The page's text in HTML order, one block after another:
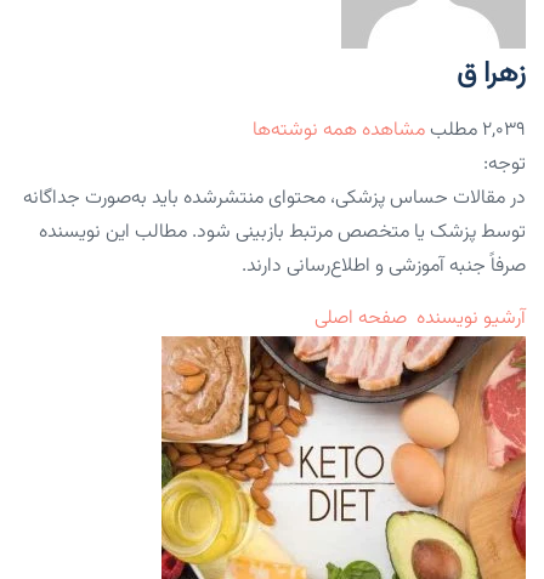
زهرا ق
۲,۰۳۹ مطلب
مشاهده همه نوشته‌ها
توجه:
در مقالات حساس پزشکی، محتوای منتشرشده باید به‌صورت جداگانه
توسط پزشک یا متخصص مرتبط بازبینی شود. مطالب این نویسنده
صرفاً جنبه آموزشی و اطلاع‌رسانی دارند.
آرشیو نویسنده صفحه اصلی